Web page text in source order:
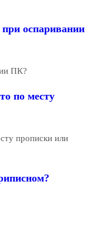
при оспаривании
ПК?
по месту
прописки или